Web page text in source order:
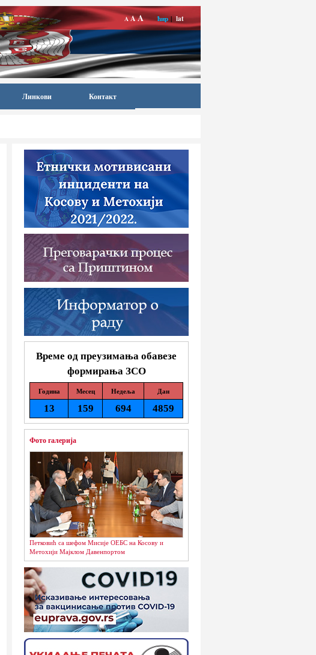
A AA ћир|lat
Линкови Контакт
Време од преузимања обавезе
формирања ЗСО
Година Месец Недеља Дан
13 159 694 4859
Фото галерија
Петковић са шефом Мисије ОЕБС на Косову и
Метохији Мајклом Давенпортом